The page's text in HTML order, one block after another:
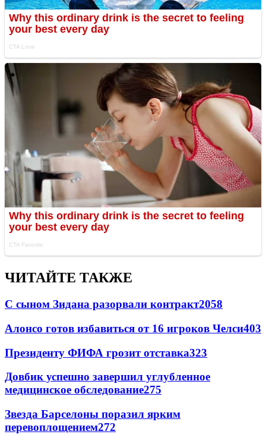
ЧИТАЙТЕ ТАКЖЕ
С сыном Зидана разорвали контракт2058
Алонсо готов избавиться от 16 игроков Челси403
Президенту ФИФА грозит отставка323
Довбик успешно завершил углубленное
медицинское обследование275
Звезда Барселоны поразил ярким
перевоплощением272